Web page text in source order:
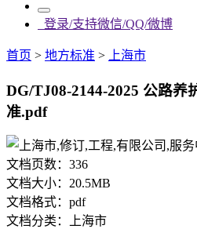
登录/支持微信/QQ/微博
首页 > 地方标准 > 上海市
DG/TJ08-2144-2025 公路养
准.pdf
文档页数： 336
文档大小： 20.5MB
文档格式： pdf
文档分类： 上海市